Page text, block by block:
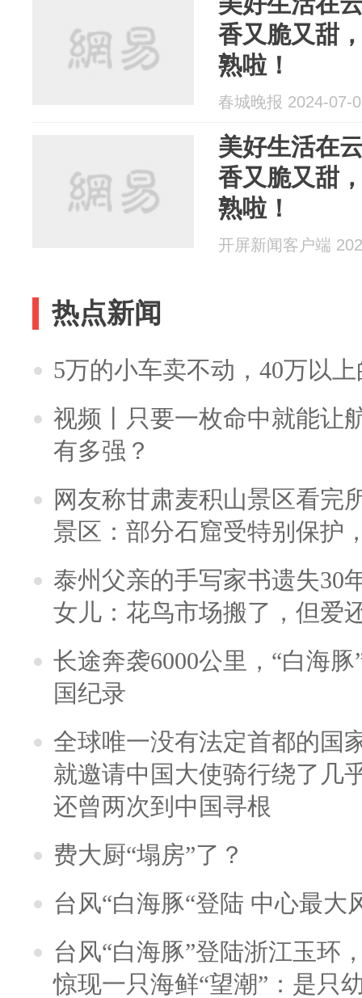
香又脆又甜
熟啦！
春城晚报 2024-07-
美好生活在
香又脆又甜
熟啦！
开屏新闻客户端
热点新闻
5万的小车卖不动，40万以
视频丨只要一枚命中就能让
有多强？
网友称甘肃麦积山景区看完
景区：部分石窟受特别保护
泰州父亲的手写家书遗失30
女儿：花鸟市场搬了，但爱
长途奔袭6000公里，“白海
国纪录
全球唯一没有法定首都的国
就邀请中国大使骑行绕了几
还曾两次到中国寻根
费大厨“塌房”了？
台风“白海豚“登陆 中心最大
台风“白海豚”登陆浙江玉环
惊现一只海鲜“望潮”：是只